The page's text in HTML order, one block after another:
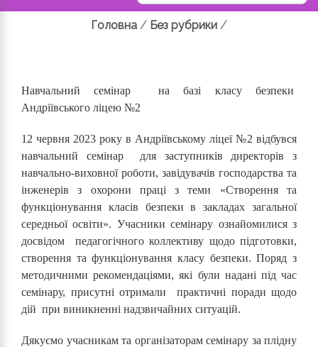
Головна / Без рубрики /
Навчальний семінар на базі класу безпеки
Андріївського ліцею №2
12 червня 2023 року в Андріївському ліцеї №2 відбувся
навчальний семінар для заступників директорів з
навчально-виховної роботи, завідувачів господарства та
інженерів з охорони праці з теми «Створення та
функціонування класів безпеки в закладах загальної
середньої освіти». Учасники семінару ознайомилися з
досвідом педагогічного коллективу щодо підготовки,
створення та функціонування класу безпеки. Поряд з
методичними рекомендаціями, які були надані під час
семінару, присутні отримали практичні поради щодо
дій при виникненні надзвичайних ситуацій.
Дякуємо учасникам та організаторам семінару за плідну